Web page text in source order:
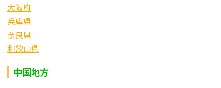
大阪府
兵庫県
奈良県
和歌山県
中国地方